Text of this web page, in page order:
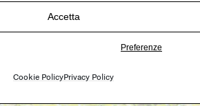
Accetta
Preferenze
Cookie PolicyPrivacy Policy